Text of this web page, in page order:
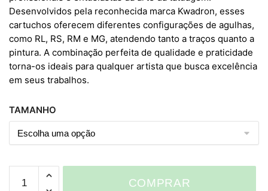
Desenvolvidos pela reconhecida marca Kwadron, esses
cartuchos oferecem diferentes configurações de agulhas,
como RL, RS, RM e MG, atendendo tanto a traços quanto a
pintura. A combinação perfeita de qualidade e praticidade
torna-os ideais para qualquer artista que busca excelência
em seus trabalhos.
TAMANHO
Cartuchos
Kwadron
COMPRAR